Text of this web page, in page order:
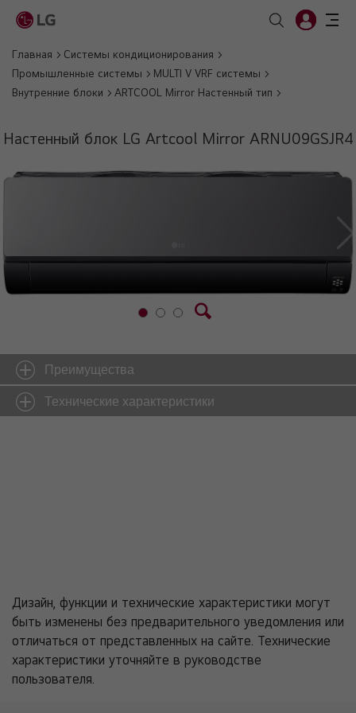
Главная
Системы кондиционирования
Промышленные системы
MULTI V VRF системы
Внутренние блоки
ARTCOOL Mirror Настенный тип
Настенный блок LG Artcool Mirror ARNU09GSJR4
Преимущества
Технические характеристики
Дизайн, функции и технические характеристики могут
быть изменены без предварительного уведомления или
отличаться от представленных на сайте. Технические
характеристики уточняйте в руководстве
пользователя.